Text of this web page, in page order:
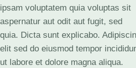
ipsam voluptatem quia voluptas sit
aspernatur aut odit aut fugit, sed
quia. Dicta sunt explicabo.
elit sed do eiusmod tempor
ut labore et dolore magna aliqua.